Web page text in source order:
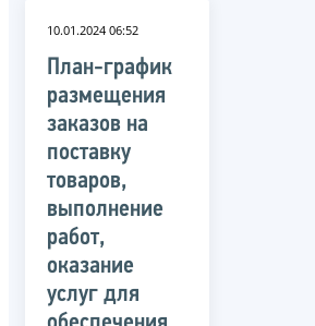
10.01.2024 06:52
План-график
размещения
заказов на
поставку
товаров,
выполнение
работ,
оказание
услуг для